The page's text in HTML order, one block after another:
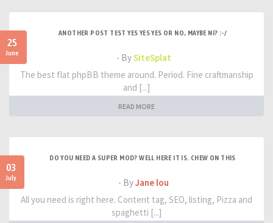
25
June
ANOTHER POST TEST YES YES YES OR NO, MAYBE NI? :-/
- BySiteSplat
The best flat phpBB theme around. Period. Fine craftmanship
and [...]
READ MORE
03
July
DO YOU NEED A SUPER MOD? WELL HERE IT IS. CHEW ON THIS
- ByJane lou
All you need is right here. Content tag, SEO, listing, Pizza and
spaghetti [...]